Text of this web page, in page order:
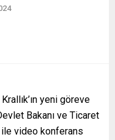
yeni göreve
Bakanı ve Ticaret
ile video konferans